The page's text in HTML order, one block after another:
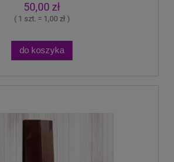
50,00 zł
( 1 szt. = 1,00 zł )
do koszyka